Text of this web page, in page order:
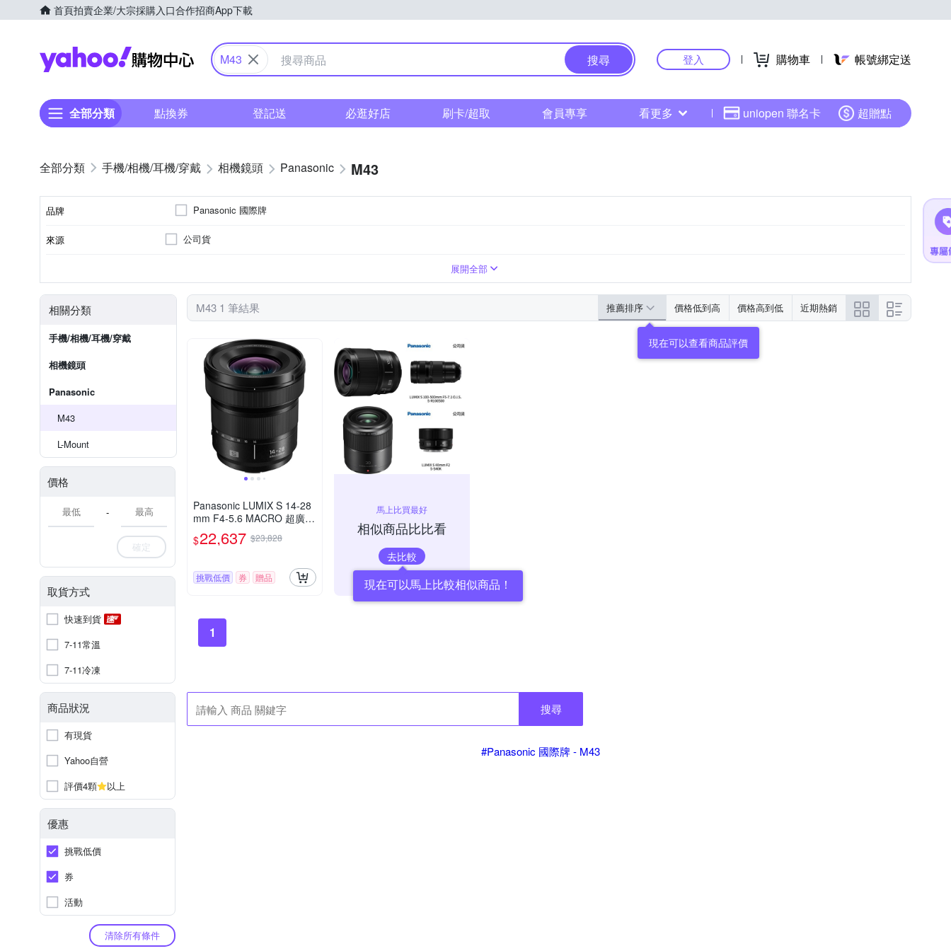
首頁拍賣企業/大宗採購入口合作招商App下載
Yahoo購物中心
M43 搜尋 登入 購物車 帳號綁定送
全部分類 點換券 登記送 必逛好店 刷卡/超取 會員專享 看更多 uniopen 聯名卡 超贈點
手機/相機/耳機/穿戴 相機鏡頭 Panasonic M43
品牌 Panasonic 國際牌
來源 公司貨
展開全部
相關分類
手機/相機/耳機/穿戴
相機鏡頭
Panasonic
M43
L-Mount
價格
-
確定
取貨方式
快速到貨
7-11常溫
7-11冷凍
商品狀況
有現貨
Yahoo自營
評價4顆
以上
優惠
挑戰低價
券
活動
清除所有條件
M43 1 筆結果 推薦排序 價格低到高 價格高到低 近期熱銷
現在可以查看商品評價
Panasonic LUMIX S 14-28
mm F4-5.6 MACRO 超廣角
變焦鏡頭 公司貨 S-R1428
$22,637 $23,828
挑戰低價 券 贈品
馬上比買最好
相似商品比比看
去比較
現在可以馬上比較相似商品！
1
搜尋
#Panasonic 國際牌 - M43